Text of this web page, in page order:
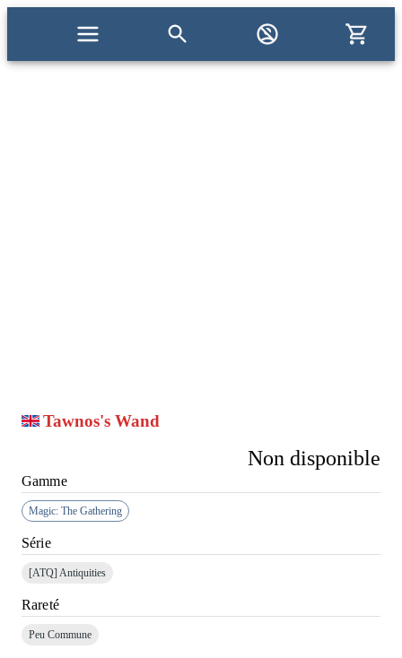
Tawnos's Wand
Gamme
Magic: The Gathering
Série
[ATQ] Antiquities
Rareté
Peu Commune
Non disponible